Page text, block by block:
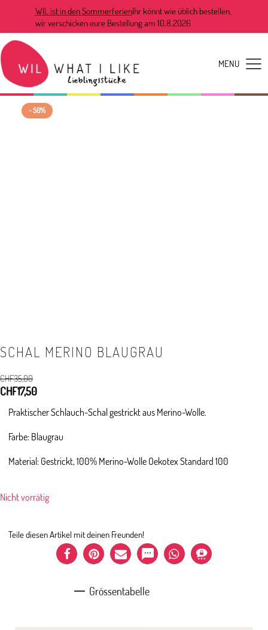
WIL ist in den SommerferienIhr könnt wie üblich bestellen,
wir verschicken eure Bestellung am 10.8.2026
- 50%
SCHAL MERINO BLAUGRAU
CHF35,00
Ursprünglicher
war:
CHF17,50Aktueller
ist:
Praktischer Schlauch-Schal gestrickt aus Merino-Wolle.
Farbe: Blaugrau
Material: Gestrickt, 100% Merino-Wolle Oekotex Standard 100
Nicht vorrätig
Teile diesen Artikel mit deinen Freunden!
Grössentabelle